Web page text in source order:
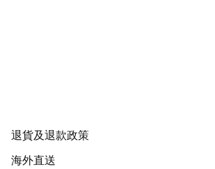
退貨及退款政策
海外直送